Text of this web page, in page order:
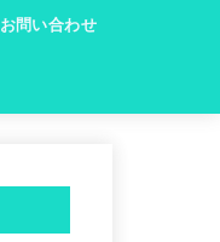
お問い合わせ